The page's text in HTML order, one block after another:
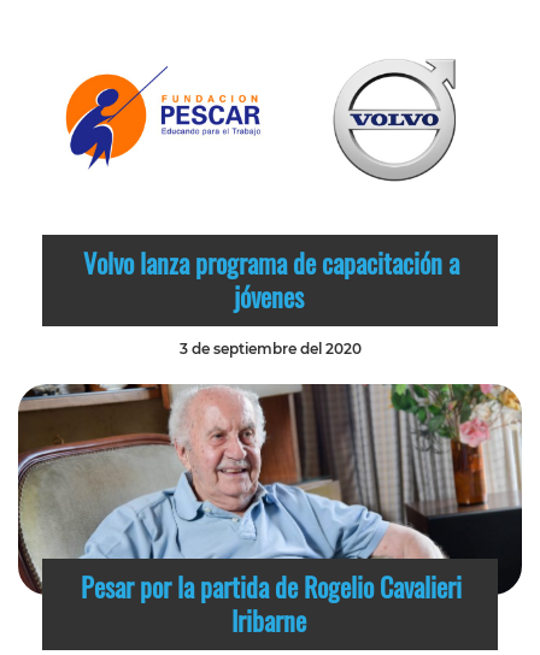
Volvo lanza programa de capacitación a
jóvenes
3 de septiembre del 2020
Pesar por la partida de Rogelio Cavalieri
Iribarne